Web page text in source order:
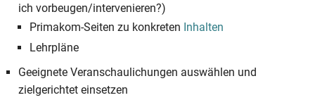
ich vorbeugen/intervenieren?)
Primakom-Seiten zu konkreten Inhalten
Lehrpläne
Geeignete Veranschaulichungen auswählen und
zielgerichtet einsetzen